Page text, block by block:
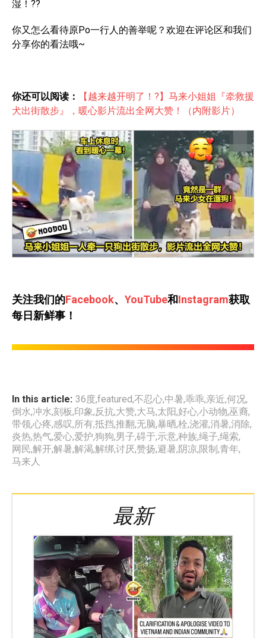
湿！??
你又怎么看待原Po一行人的善举呢？欢迎在评论区和我们
分享你的看法哦~
你还可以阅读：
【越来越开明了！?】马来小姐姐『牵救援
犬出街散步』，暖心影片流出全网大赞！（内附影片）
关注我们的Facebook、 YouTube和Instagram获取
每日新鲜事！
In this article: 36度,featured,不忍心,中暑,乖乖,亲近,何况,
倒水,冲水,刻板,印象,反抗,大赞,大马,太阳,好心,小动物,巫裔,
带领,心疼,感叹,所有,抵挡,推翻,无脑,暴晒,栓,浇灌,消暑,消除,
炎热,热气,爱心,爱护,狗狗,男子,碍于,示意,种族,绳子,绳索,
网民,解开,解暑,解渴,解绑,讨厌,赞扬,避暑,阴凉,限制 ,青年,
马来人
最新